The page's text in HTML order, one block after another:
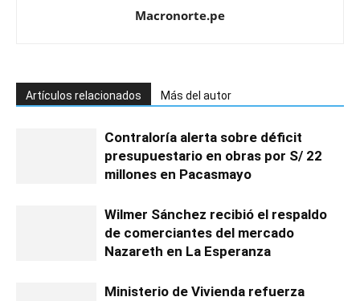
Macronorte.pe
Artículos relacionados Más del autor
Contraloría alerta sobre déficit
presupuestario en obras por S/ 22
millones en Pacasmayo
Wilmer Sánchez recibió el respaldo
de comerciantes del mercado
Nazareth en La Esperanza
Ministerio de Vivienda refuerza